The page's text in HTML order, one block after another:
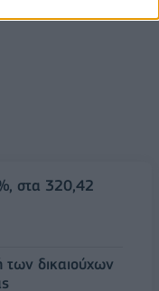
στα 320,42
δικαιούχων